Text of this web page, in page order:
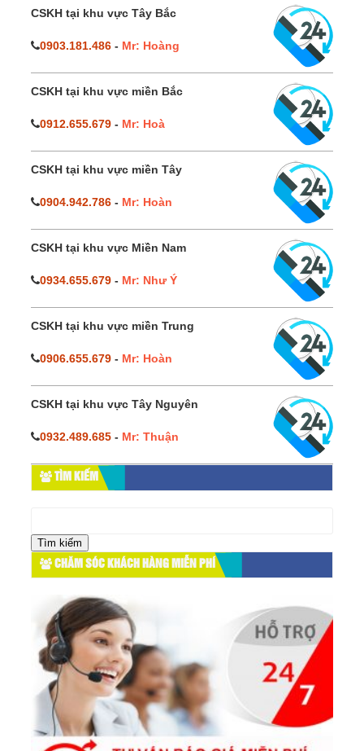
CSKH tại khu vực Tây Bắc
0903.181.486 - Mr: Hoàng
CSKH tại khu vực miền Bắc
0912.655.679 - Mr: Hoà
CSKH tại khu vực miền Tây
0904.942.786 - Mr: Hoàn
CSKH tại khu vực Miền Nam
0934.655.679 - Mr: Như Ý
CSKH tại khu vực miền Trung
0906.655.679 - Mr: Hoàn
CSKH tại khu vực Tây Nguyên
0932.489.685 - Mr: Thuận
TÌM KIẾM
cho:
CHĂM SÓC KHÁCH HÀNG MIỄN PHÍ